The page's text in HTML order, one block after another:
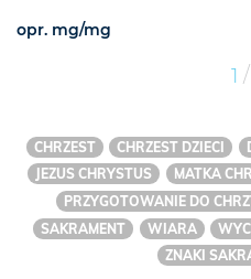
opr. mg/mg
1 /
CHRZEST CHRZEST DZIECI
JEZUS CHRYSTUS
MATKA
PRZYGOTOWANIE DO
SAKRAMENT
WIARA
ZNAKI